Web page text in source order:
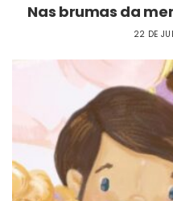
Nas brumas da
22 DE